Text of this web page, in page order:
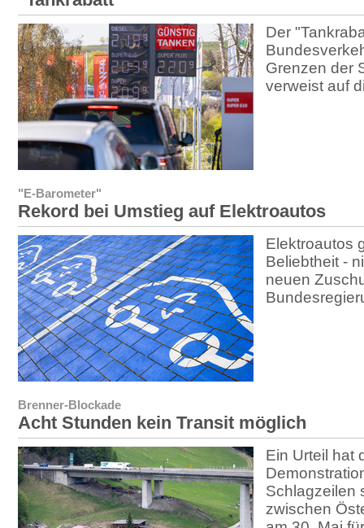
Der
Grenzen der
verweist auf
"E-Barometer"
Rekord bei Umstieg auf Elektroautos
Elektroautos
Beliebtheit -
neuen
Brenner-Blockade
Acht Stunden kein Transit möglich
Ein Urteil hat
Schlagzeilen
zwischen